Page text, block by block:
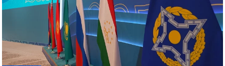
рекламные
презентации.